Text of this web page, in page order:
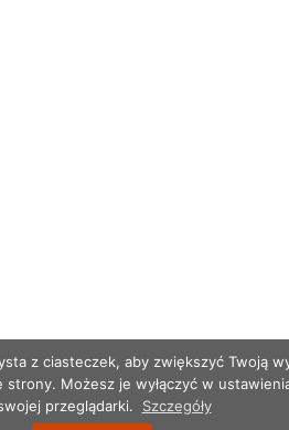
z ciasteczek, aby zwiększyć Twoją
strony. Możesz je wyłączyć w
przeglądarki.
Szczegóły